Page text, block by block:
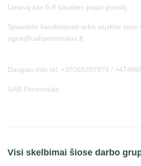
Lietuvą kas 6-8 savaites pagal poreikį.
Spauskite kandidatuoti arba siųskite savo
agne@uabpersonalas.lt
Daugiau info tel. +37065397979 /
UAB Personalas
Visi skelbimai šiose darbo